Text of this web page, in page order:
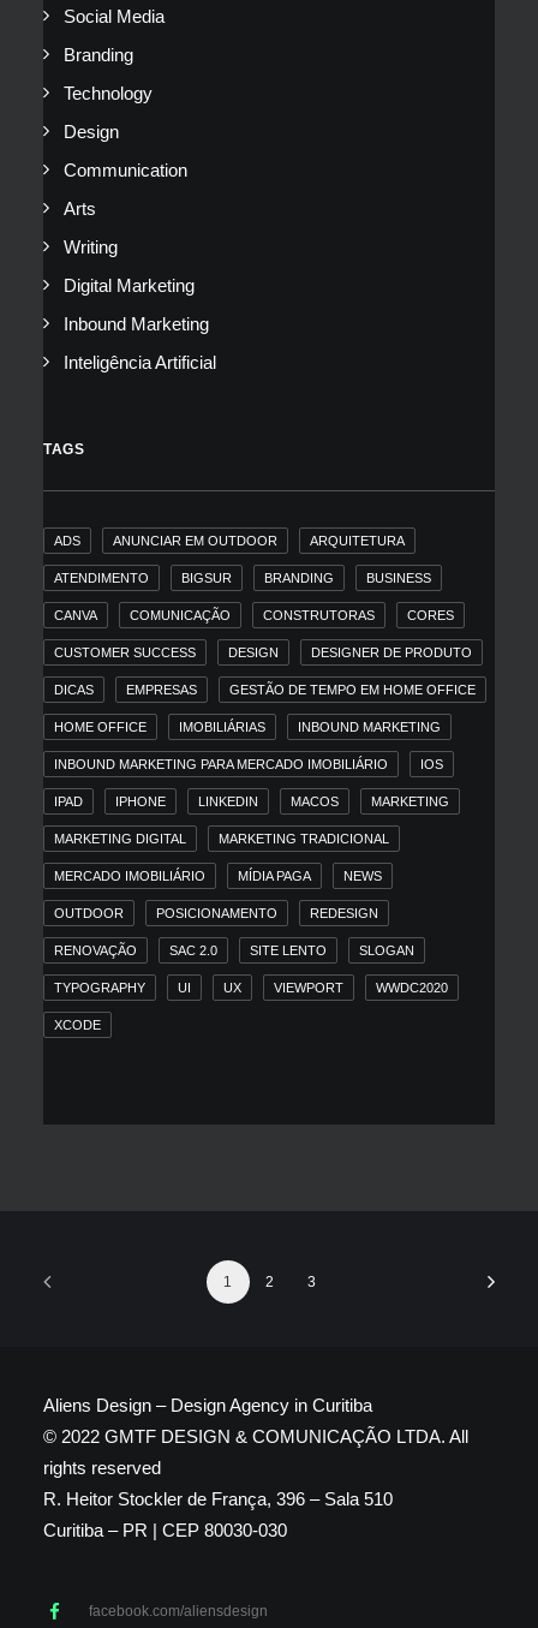
Social Media
Branding
Technology
Design
Communication
Arts
Writing
Digital Marketing
Inbound Marketing
Inteligência Artificial
TAGS
ADS ANUNCIAR EM OUTDOOR ARQUITETURA
ATENDIMENTO BIGSUR BRANDING BUSINESS
CANVA COMUNICAÇÃO CONSTRUTORAS CORES
CUSTOMER SUCCESS DESIGN DESIGNER DE PRODUTO
DICAS EMPRESAS GESTÃO DE TEMPO EM HOME OFFICE
HOME OFFICE IMOBILIÁRIAS INBOUND MARKETING
INBOUND MARKETING PARA MERCADO IMOBILIÁRIO IOS
IPAD IPHONE LINKEDIN MACOS MARKETING
MARKETING DIGITAL MARKETING TRADICIONAL
MERCADO IMOBILIÁRIO MÍDIA PAGA NEWS
OUTDOOR POSICIONAMENTO REDESIGN
RENOVAÇÃO SAC 2.0 SITE LENTO SLOGAN
TYPOGRAPHY UI UX VIEWPORT WWDC2020
XCODE
1 2 3
Aliens Design – Design Agency in Curitiba
© 2022 GMTF DESIGN & COMUNICAÇÃO LTDA. All
rights reserved
R. Heitor Stockler de França, 396 – Sala 510
Curitiba – PR | CEP 80030-030
facebook.com/aliensdesign